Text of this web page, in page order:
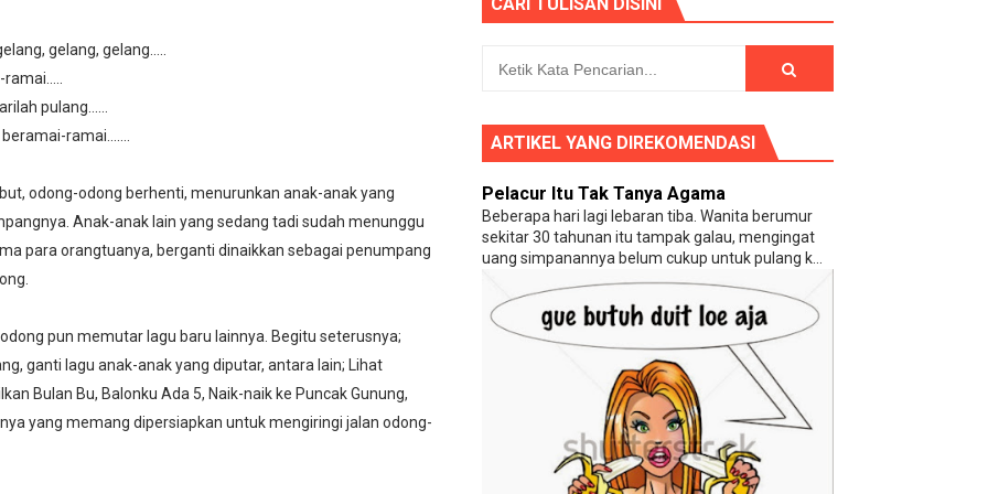
10 Persen Dari APBD
Perlukah Tanah Banjar Meneriakkan Waja Sampai Ka Puting (?)
'Asli Pribumi Indonesia'
Yang Menghina Nabi Muhammad SAW
Mereka Pilihan Allah ?
Diluar Rangkulan
Keadilan di MK
Musa
gelang, gelang…..
ramai…..
pulang……
ramai…….
odong-odong berhenti, menurunkan anak-anak yang
Anak-anak lain yang sedang tadi sudah menunggu
para orangtuanya, berganti dinaikkan sebagai penumpang
pun memutar lagu baru lainnya. Begitu seterusnya;
ganti lagu anak-anak yang diputar, antara lain; Lihat
Bulan Bu, Balonku Ada 5, Naik-naik ke Puncak Gunung,
yang memang dipersiapkan untuk mengiringi jalan odong-
CARI TULISAN DISINI
ARTIKEL YANG DIREKOMENDASI
Pelacur Itu Tak Tanya Agama
Beberapa hari lagi lebaran tiba. Wanita berumur
sekitar 30 tahunan itu tampak galau, mengingat
uang simpanannya belum cukup untuk pulang k...